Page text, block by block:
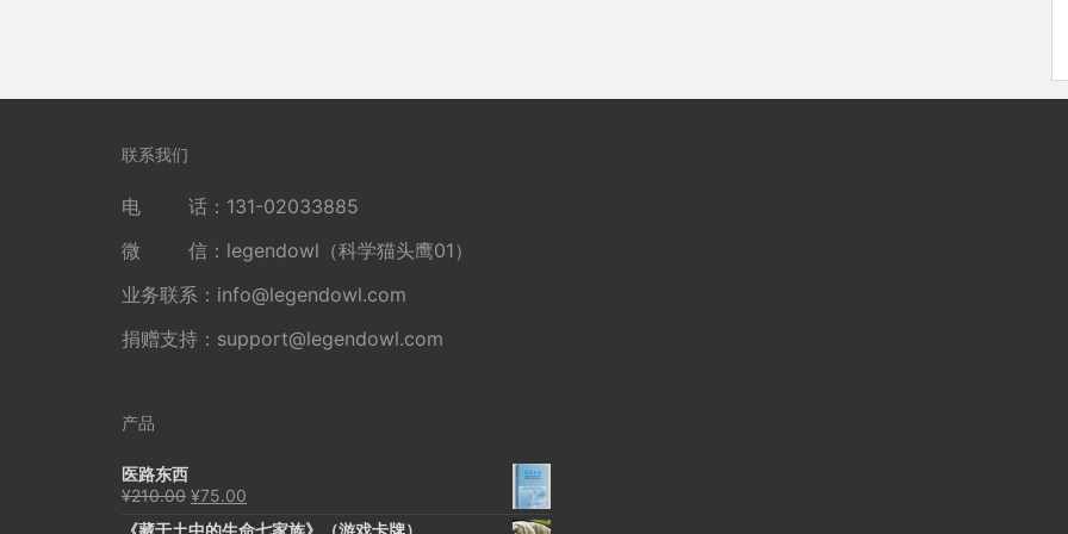
联系我们
电 话：131-02033885
微 信：legendowl（科学猫头鹰01）
业务联系： info@legendowl.com
捐赠支持： support@legendowl.com
产品
医路东西
¥210.00 原
¥75.00